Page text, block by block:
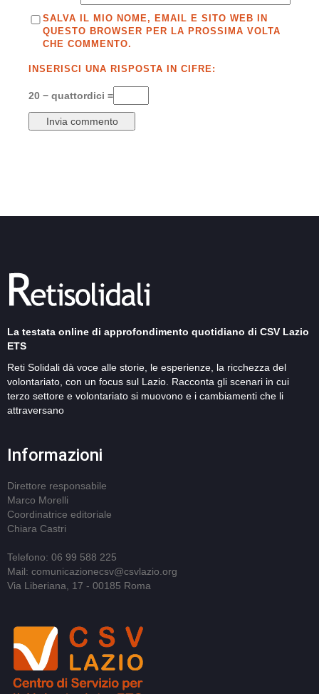
SALVA IL MIO NOME, EMAIL E SITO WEB IN
QUESTO BROWSER PER LA PROSSIMA VOLTA
CHE COMMENTO.
INSERISCI UNA RISPOSTA IN CIFRE:
20 − quattordici =
La testata online di approfondimento quotidiano di CSV Lazio
ETS
Reti Solidali dà voce alle storie, le esperienze, la ricchezza del
volontariato, con un focus sul Lazio. Racconta gli scenari in cui
terzo settore e volontariato si muovono e i cambiamenti che li
attraversano
Informazioni
Direttore responsabile
Marco Morelli
Coordinatrice editoriale
Chiara Castri
Telefono: 06 99 588 225
Mail: comunicazionecsv@csvlazio.org
Via Liberiana, 17 - 00185 Roma